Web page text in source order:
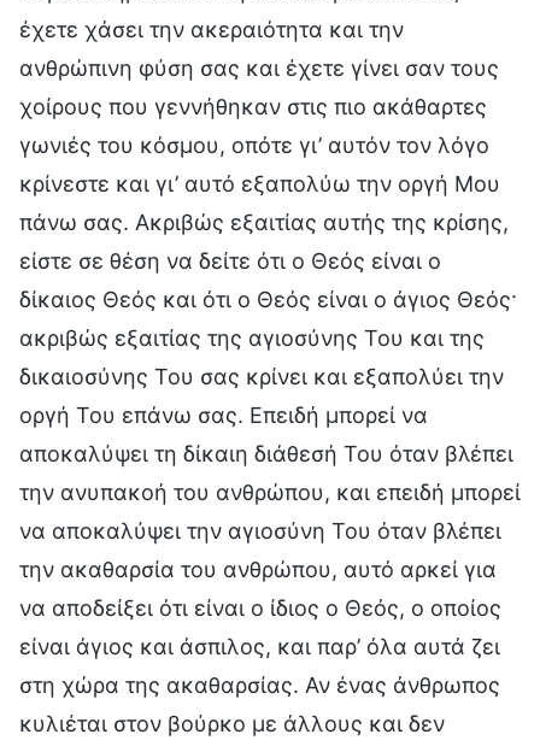
έχετε χάσει την ακεραιότητα και την
ανθρώπινη φύση σας και έχετε γίνει σαν τους
χοίρους που γεννήθηκαν στις πιο ακάθαρτες
γωνιές του κόσμου, οπότε γι’ αυτόν τον λόγο
κρίνεστε και γι’ αυτό εξαπολύω την οργή Μου
πάνω σας. Ακριβώς εξαιτίας αυτής της κρίσης,
είστε σε θέση να δείτε ότι ο Θεός είναι ο
δίκαιος Θεός και ότι ο Θεός είναι ο άγιος Θεός·
ακριβώς εξαιτίας της αγιοσύνης Του και της
δικαιοσύνης Του σας κρίνει και εξαπολύει την
οργή Του επάνω σας. Επειδή μπορεί να
αποκαλύψει τη δίκαιη διάθεσή Του όταν βλέπει
την ανυπακοή του ανθρώπου, και επειδή μπορεί
να αποκαλύψει την αγιοσύνη Του όταν βλέπει
την ακαθαρσία του ανθρώπου, αυτό αρκεί για
να αποδείξει ότι είναι ο ίδιος ο Θεός, ο οποίος
είναι άγιος και άσπιλος, και παρ’ όλα αυτά ζει
στη χώρα της ακαθαρσίας. Αν ένας άνθρωπος
κυλιέται στον βούρκο με άλλους και δεν